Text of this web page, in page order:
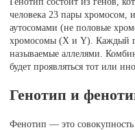
человека 23 пары хромосом,
аутосомами (не половые
хромосомы (X и Y). Каждый
называемые аллелями.
будет проявляться тот или
Генотип и
Фенотип — это совокупность